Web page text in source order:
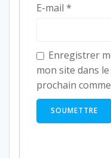
E-mail *
Enregistrer
mon site dans
prochain